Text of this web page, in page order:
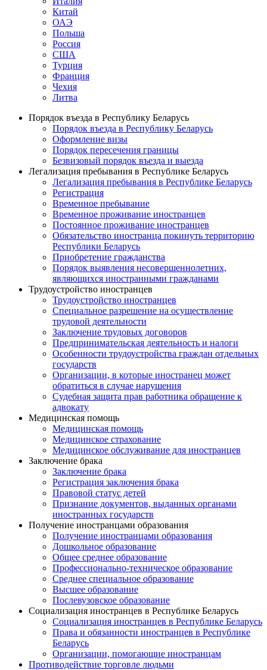
Китай
ОАЭ
Польша
Россия
США
Турция
Франция
Чехия
Литва
Порядок въезда в Республику Беларусь
Порядок въезда в Республику Беларусь
Оформление визы
Порядок пересечения границы
Безвизовый порядок въезда и выезда
Легализация пребывания в Республике Беларусь
Легализация пребывания в Республике Беларусь
Регистрация
Временное пребывание
Временное проживание иностранцев
Постоянное проживание иностранцев
Обязательство иностранца покинуть территорию
Республики Беларусь
Приобретение гражданства
Порядок выявления несовершеннолетних,
являющихся иностранными гражданами
Трудоустройство иностранцев
Трудоустройство иностранцев
Специальное разрешение на осуществление
трудовой деятельности
Заключение трудовых договоров
Предпринимательская деятельность и налоги
Особенности трудоустройства граждан отдельных
государств
Организации, в которые иностранец может
обратиться в случае нарушения
Судебная защита прав работника обращение к
адвокату
Медицинская помощь
Медицинская помощь
Медицинское страхование
Медицинское обслуживание для иностранцев
Заключение брака
Заключение брака
Регистрация заключения брака
Правовой статус детей
Признание документов, выданных органами
иностранных государств
Получение иностранцами образования
Получение иностранцами образования
Дошкольное образование
Общее среднее образование
Профессионально-техническое образование
Среднее специальное образование
Высшее образование
Послевузовское образование
Социализация иностранцев в Республике Беларусь
Социализация иностранцев в Республике Беларусь
Права и обязанности иностранцев в Республике
Беларусь
Oрганизации, помогающие иностранцам
Противодействие торговле людьми